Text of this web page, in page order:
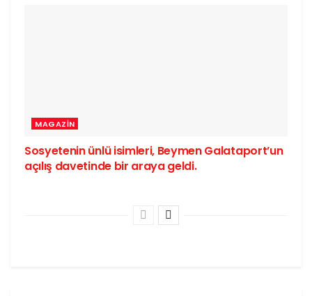
MAGAZIN
Sosyetenin ünlü isimleri, Beymen Galataport’un
açılış davetinde bir araya geldi.